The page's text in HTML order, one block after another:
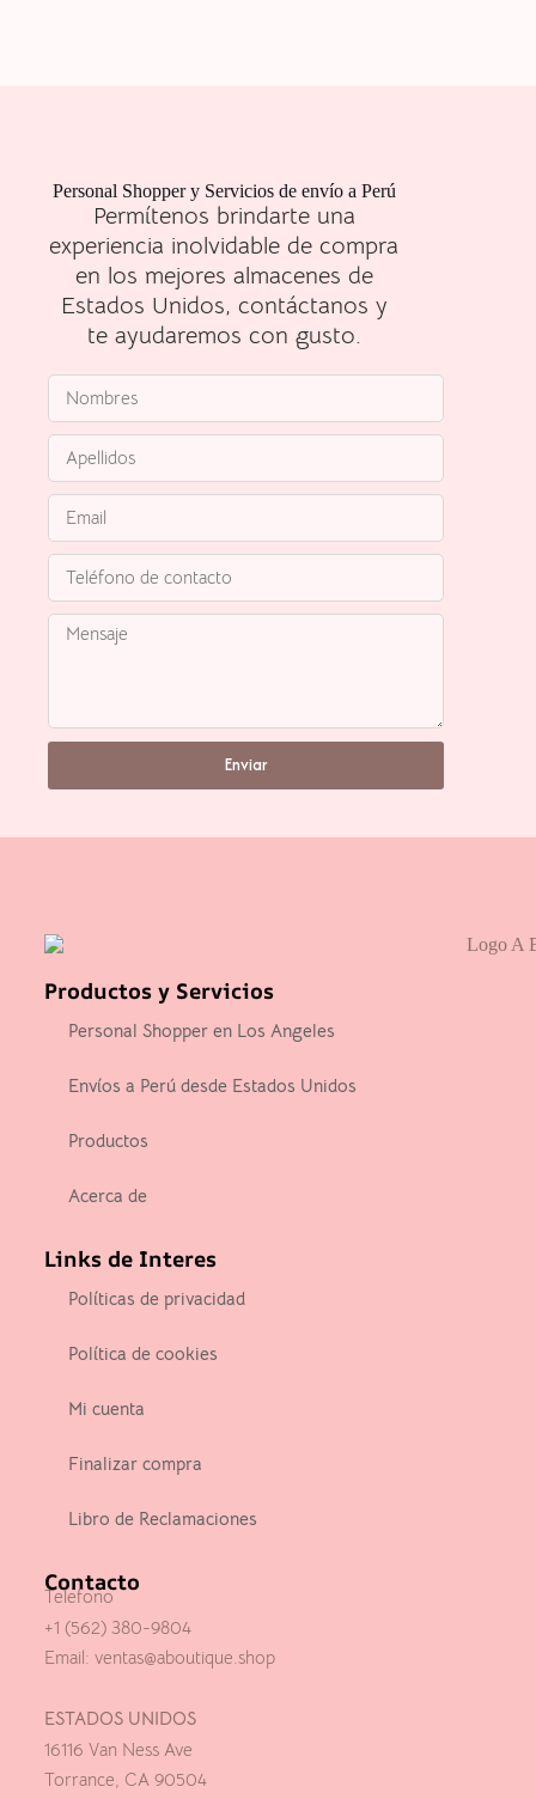
Personal Shopper y Servicios de envío a Perú
Permítenos brindarte una
experiencia inolvidable de compra
en los mejores almacenes de
Estados Unidos, contáctanos y
te ayudaremos con gusto.
Enviar
Productos y Servicios
Personal Shopper en Los Angeles
Envíos a Perú desde Estados Unidos
Productos
Acerca de
Links de Interes
Políticas de privacidad
Política de cookies
Mi cuenta
Finalizar compra
Libro de Reclamaciones
Contacto
Telefono
+1 (562) 380-9804
Email: ventas@aboutique.shop
ESTADOS UNIDOS
16116 Van Ness Ave
Torrance, CA 90504